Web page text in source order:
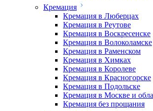
Кремация
Кремация в Люберцах
Кремация в Реутове
Кремация в Воскресенске
Кремация в Волоколамске
Кремация в Раменском
Кремация в Химках
Кремация в Королеве
Кремация в Красногорске
Кремация в Подольске
Кремация в Москве и
Кремация без прощания